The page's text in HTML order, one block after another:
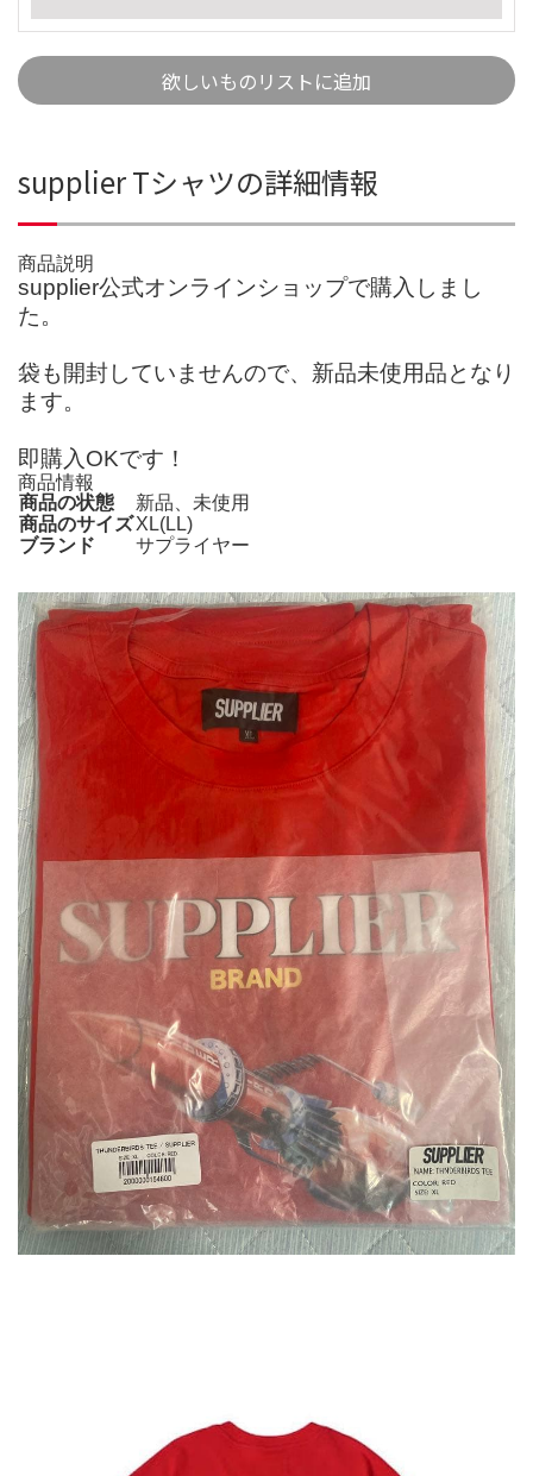
欲しいものリストに追加
supplier Tシャツの詳細情報
商品説明
supplier公式オンラインショップで購入しまし
た。
袋も開封していませんので、新品未使用品となり
ます。
即購入OKです！
商品情報
商品の状態
新品、未使用
商品のサイズXL(LL)
ブランド
サプライヤー